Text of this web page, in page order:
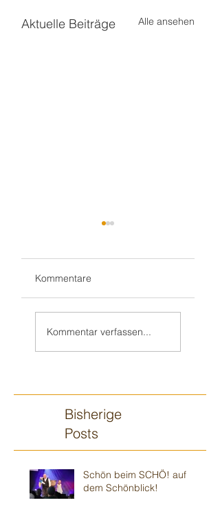
Aktuelle Beiträge Alle ansehen
Kommentare
Kommentar verfassen...
Bisherige
Posts
Schön beim SCHÖ! auf
dem Schönblick!